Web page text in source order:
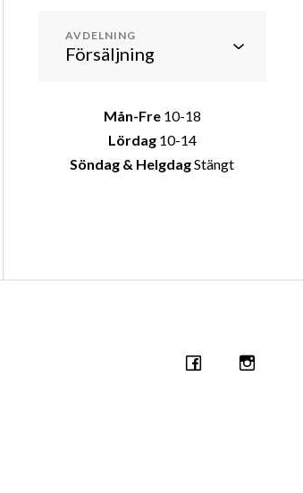
AVDELNING
Mån-Fre 10-18
Lördag10-14
Söndag & HelgdagStängt